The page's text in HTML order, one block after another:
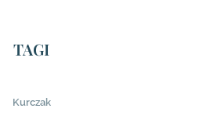
TAGI
Kurczak